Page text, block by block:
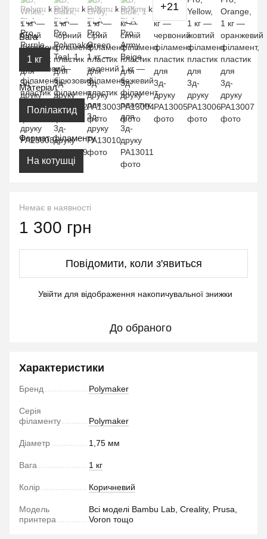
+21
Вага
1 кг
Матеріал
Полілактид
Формат філаменту
На котушці
Немає в наявності
1 300 грн
Повідомити, коли з'явиться
Увійти для відображення накопичувальної знижки
До обраного
Характеристики
Бренд Polymaker
Серія
філаменту
Polymaker
Діаметр 1,75 мм
Вага 1 кг
Колір Коричневий
Модель
принтера
Всі моделі Bambu Lab, Creality, Prusa,
Voron тощо